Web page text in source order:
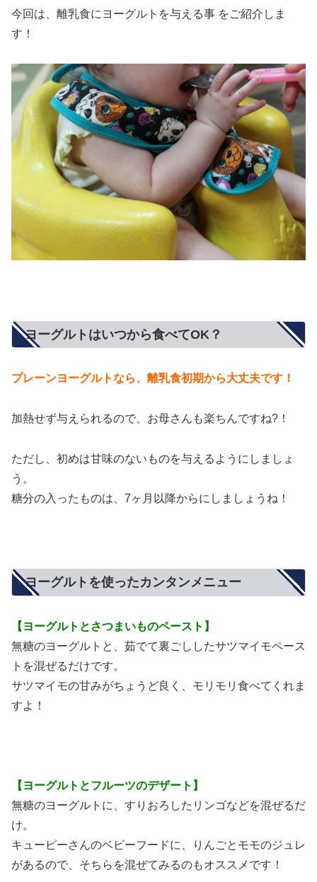
今回は、離乳食にヨーグルトを与える事 をご紹介しま
す！
ヨーグルトはいつから食べてOK？
プレーンヨーグルトなら、離乳食初期から大丈夫です！
加熱せず与えられるので、お母さんも楽ちんですね?！
ただし、初めは甘味のないものを与えるようにしましょ
う。
糖分の入ったものは、7ヶ月以降からにしましょうね！
ヨーグルトを使ったカンタンメニュー
【ヨーグルトとさつまいものペースト】
無糖のヨーグルトと、茹でて裏ごししたサツマイモペース
トを混ぜるだけです。
サツマイモの甘みがちょうど良く、モリモリ食べてくれま
すよ！
【ヨーグルトとフルーツのデザート】
無糖のヨーグルトに、すりおろしたリンゴなどを混ぜるだ
け。
キューピーさんのベビーフードに、りんごとモモのジュレ
があるので、そちらを混ぜてみるのもオススメです！